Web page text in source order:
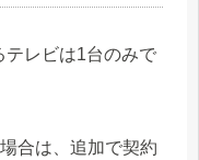
テレビは1台のみで
合は、追加で契約